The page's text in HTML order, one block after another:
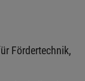
Fördertechnik,